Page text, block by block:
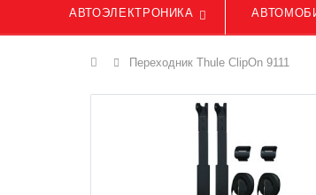
АВТОЭЛЕКТРОНИКА
Главная
Переходник Thule ClipOn 9111